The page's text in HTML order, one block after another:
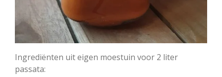
Ingrediënten uit eigen moestuin voor 2 liter
passata: